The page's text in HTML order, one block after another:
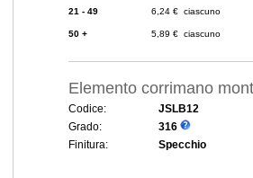
21 - 49 6,24 € ciascuno
50 + 5,89 € ciascuno
Elemento corrimano
Codice:
JSLB12
Grado:
316
Finitura:
Specchio